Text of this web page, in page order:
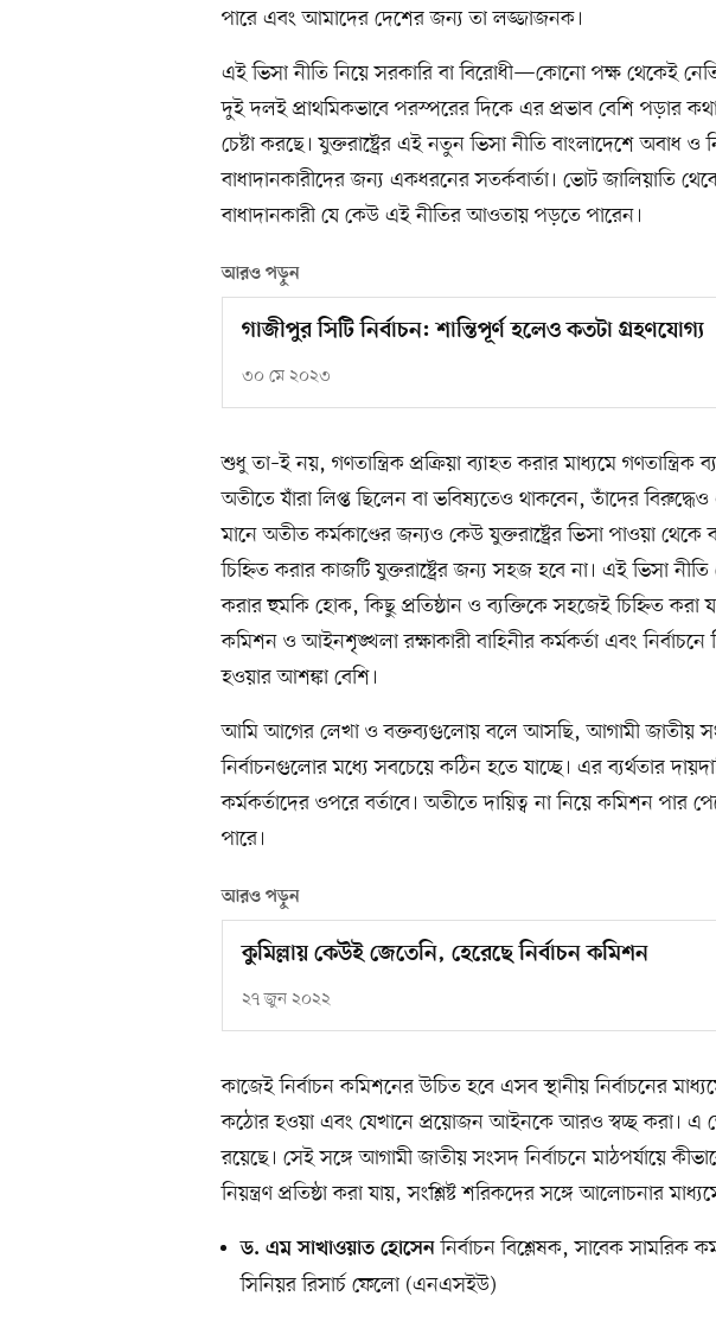
পারে এবং আমাদের দেশের জন্য তা লজ্জাজনক।
এই ভিসা নীতি নিয়ে সরকারি বা বিরোধী—কোনো পক্ষ থেকেই
দুই দলই প্রাথমিকভাবে পরস্পরের দিকে এর প্রভাব বেশি পড়ার
চেষ্টা করছে। যুক্তরাষ্ট্রের এই নতুন ভিসা নীতি বাংলাদেশে অবাধ ও
বাধাদানকারীদের জন্য একধরনের সতর্কবার্তা। ভোট জালিয়াতি
বাধাদানকারী যে কেউ এই নীতির আওতায় পড়তে পারেন।
আরও পড়ুন
গাজীপুর সিটি নির্বাচন: শান্তিপূর্ণ হলেও কতটা গ্রহণযোগ্য
৩০ মে ২০২৩
শুধু তা–ই নয়, গণতান্ত্রিক প্রক্রিয়া ব্যাহত করার মাধ্যমে গণতান্ত্রিক
অতীতে যাঁরা লিপ্ত ছিলেন বা ভবিষ্যতেও থাকবেন, তাঁদের
মানে অতীত কর্মকাণ্ডের জন্যও কেউ যুক্তরাষ্ট্রের ভিসা পাওয়া
চিহ্নিত করার কাজটি যুক্তরাষ্ট্রের জন্য সহজ হবে না। এই ভিসা
করার হুমকি হোক, কিছু প্রতিষ্ঠান ও ব্যক্তিকে সহজেই চিহ্নিত করা
কমিশন ও আইনশৃঙ্খলা রক্ষাকারী বাহিনীর কর্মকর্তা এবং নির্বাচনে
হওয়ার আশঙ্কা বেশি।
আমি আগের লেখা ও বক্তব্যগুলোয় বলে আসছি, আগামী জাতীয়
নির্বাচনগুলোর মধ্যে সবচেয়ে কঠিন হতে যাচ্ছে। এর ব্যর্থতার
কর্মকর্তাদের ওপরে বর্তাবে। অতীতে দায়িত্ব না নিয়ে কমিশন পার
পারে।
আরও পড়ুন
কুমিল্লায় কেউই জেতেনি, হেরেছে নির্বাচন কমিশন
২৭ জুন ২০২২
কাজেই নির্বাচন কমিশনের উচিত হবে এসব স্থানীয় নির্বাচনের
কঠোর হওয়া এবং যেখানে প্রয়োজন আইনকে আরও স্বচ্ছ করা। এ
রয়েছে। সেই সঙ্গে আগামী জাতীয় সংসদ নির্বাচনে মাঠপর্যায়ে
নিয়ন্ত্রণ প্রতিষ্ঠা করা যায়, সংশ্লিষ্ট শরিকদের সঙ্গে আলোচনার
ড. এম সাখাওয়াত হোসেননির্বাচন বিশ্লেষক, সাবেক সামরিক
সিনিয়র রিসার্চ ফেলো (এনএসইউ)